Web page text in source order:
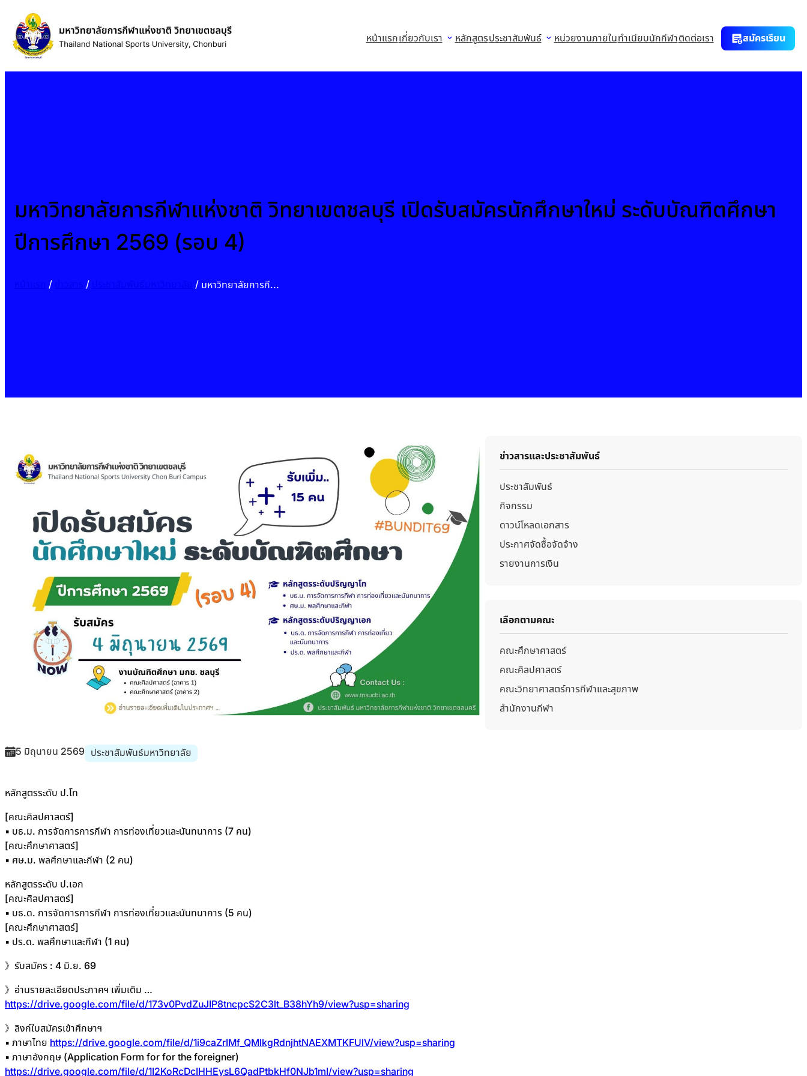
ยัง
เนื้อหา
หน้าแรกเกี่ยวกับเรา หลักสูตรประชาสัมพันธ์ หน่วยงานภายในทำเนียบนักกีฬาติดต่อเรา สมัครเรียน
มหาวิทยาลัยการกีฬาแห่งชาติ วิทยาเขตชลบุรี เปิดรับสมัครนักศึกษาใหม่ ระดับบัณฑิตศึกษา
ปีการศึกษา 2569 (รอบ 4)
/ / / มหาวิทยาลัยการกีฬาแห่งชาติ วิทยาเขตชลบุรี เปิดรับสมัครนักศึกษาใหม่ ระดับบัณฑิตศึกษา ปีการศึกษา 2569 (รอบ 4)
5 มิถุนายน 2569 ประชาสัมพันธ์มหาวิทยาลัย
หลักสูตรระดับ ป.โท
[คณะศิลปศาสตร์]
▪ บธ.ม. การจัดการการกีฬา การท่องเที่ยวและนันทนาการ (7 คน)
[คณะศึกษาศาสตร์]
▪ ศษ.ม. พลศึกษาและกีฬา (2 คน)
หลักสูตรระดับ ป.เอก
[คณะศิลปศาสตร์]
▪ บธ.ด. การจัดการการกีฬา การท่องเที่ยวและนันทนาการ (5 คน)
[คณะศึกษาศาสตร์]
▪ ปร.ด. พลศึกษาและกีฬา (1 คน)
》รับสมัคร : 4 มิ.ย. 69
》อ่านรายละเอียดประกาศฯ เพิ่มเติม …
https://drive.google.com/file/d/173v0PvdZuJIP8tncpcS2C3lt_B38hYh9/view?usp=sharing
》ลิงก์ใบสมัครเข้าศึกษาฯ
▪ ภาษาไทย https://drive.google.com/file/d/1i9caZrIMf_QMIkgRdnjhtNAEXMTKFUlV/view?usp=sharing
▪ ภาษาอังกฤษ (Application Form for for the foreigner)
https://drive.google.com/file/d/1I2KoRcDcIHHEysL6QadPtbkHf0NJb1mI/view?usp=sharing
ข่าวสารและประชาสัมพันธ์
ประชาสัมพันธ์
กิจกรรม
ดาวน์โหลดเอกสาร
ประกาศจัดซื้อจัดจ้าง
รายงานการเงิน
เลือกตามคณะ
คณะศึกษาศาสตร์
คณะศิลปศาสตร์
คณะวิทยาศาสตร์การกีฬาและสุขภาพ
สำนักงานกีฬา